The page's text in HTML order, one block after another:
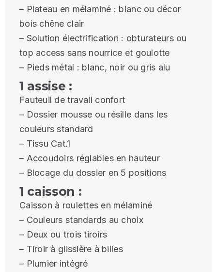
– Plateau en mélaminé : blanc ou décor
bois chêne clair
– Solution électrification : obturateurs ou
top access sans nourrice et goulotte
– Pieds métal : blanc, noir ou gris alu
1 assise :
Fauteuil de travail confort
– Dossier mousse ou résille dans les
couleurs standard
– Tissu Cat.1
– Accoudoirs réglables en hauteur
– Blocage du dossier en 5 positions
1 caisson :
Caisson à roulettes en mélaminé
– Couleurs standards au choix
– Deux ou trois tiroirs
– Tiroir à glissière à billes
– Plumier intégré